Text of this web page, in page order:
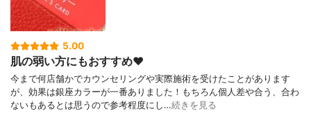
5.00
肌の弱い方にもおすすめ❤️
今まで何店舗かでカウンセリングや実際施術を受けたことがあります
が、効果は銀座カラーが一番ありました！もちろん個人差や合う、合わ
ないもあるとは思うので参考程度にし…続きを見る